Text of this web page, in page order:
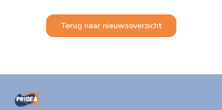
Terug naar nieuwsoverzicht